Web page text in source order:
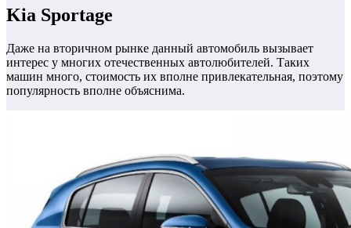
Kia Sportage
Даже на вторичном рынке данный автомобиль вызывает
интерес у многих отечественных автолюбителей. Таких
машин много, стоимость их вполне привлекательная, поэтому
популярность вполне объяснима.